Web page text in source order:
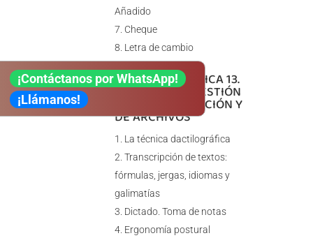
Añadido
Cheque
Letra de cambio
UNIDAD DIDÁCTICA 13.
TÉCNICAS DE GESTIÓN
DE DOCUMENTACIÓN Y
DE ARCHIVOS
La técnica dactilográfica
Transcripción de textos:
fórmulas, jergas, idiomas y
galimatías
Dictado. Toma de notas
Ergonomía postural
¡Contáctanos por WhatsApp!
¡Llámanos!